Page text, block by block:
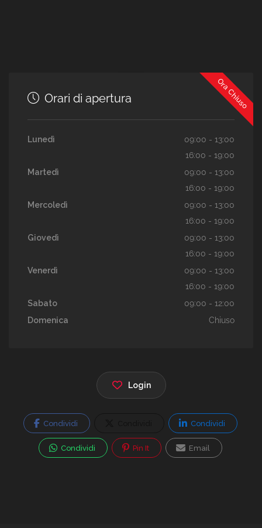
Ora Chiuso
Orari di apertura
Lunedì
09:00 - 13:00
16:00 - 19:00
Martedì
09:00 - 13:00
16:00 - 19:00
Mercoledì
09:00 - 13:00
16:00 - 19:00
Giovedì
09:00 - 13:00
16:00 - 19:00
Venerdì
09:00 - 13:00
16:00 - 19:00
Sabato
09:00 - 12:00
Domenica
Chiuso
Login
Condividi Condividi
Condividi Pin It Email